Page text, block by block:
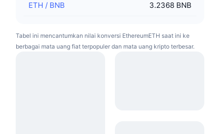
ETH / BNB 3.2368 BNB
Tabel ini mencantumkan nilai konversi EthereumETH saat ini ke
berbagai mata uang fiat terpopuler dan mata uang kripto terbesar.